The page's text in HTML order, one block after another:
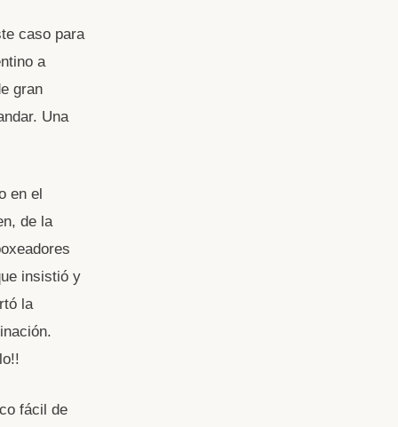
caso para
a
gran
Una
en el
de la
insistió y
la
fácil de